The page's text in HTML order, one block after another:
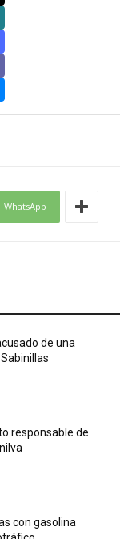
WhatsApp
de una
responsable de
con gasolina